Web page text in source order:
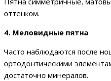
оттенком.
4. Меловидные пятна
Часто наблюдаются после
ортодонтическими
достаточно минералов.